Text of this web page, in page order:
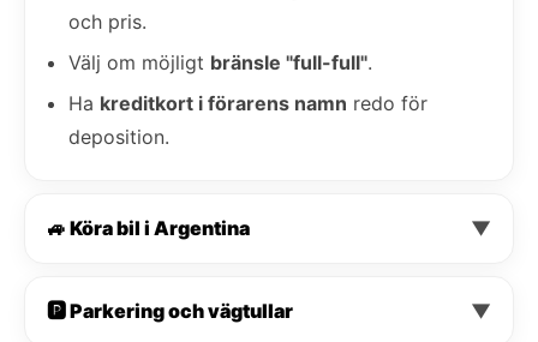
och pris.
Välj om möjligt bränsle "full-full".
Ha kreditkort i förarens namn redo för
deposition.
🚙 Köra bil i Argentina ▼
🅿️ Parkering och vägtullar ▼